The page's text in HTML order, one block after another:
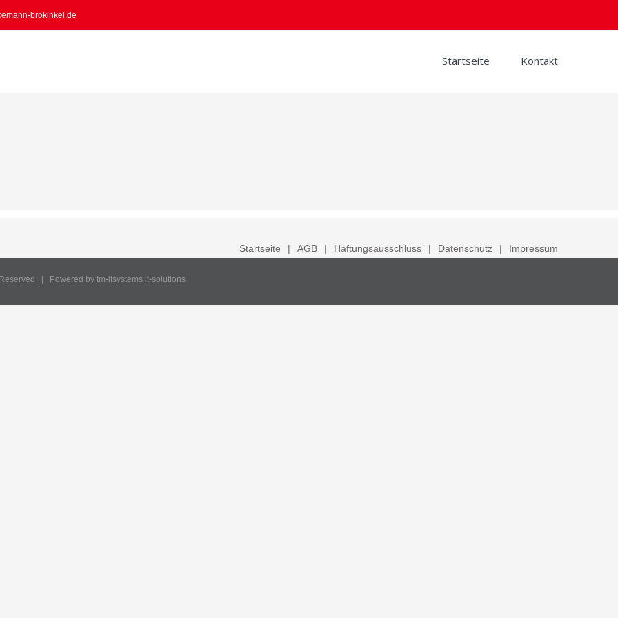
brokinkel.de
Startseite Kontakt
Startseite AGB Haftungsausschluss Datenschutz Impressum
| Powered by tm-itsystems it-solutions